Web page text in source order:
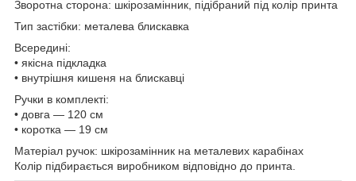
Зворотна сторона: шкірозамінник, підібраний під колір принта
Тип застібки: металева блискавка
Всередині:
• якісна підкладка
• внутрішня кишеня на блискавці
Ручки в комплекті:
• довга — 120 см
• коротка — 19 см
Матеріал ручок: шкірозамінник на металевих карабінах
Колір підбирається виробником відповідно до принта.